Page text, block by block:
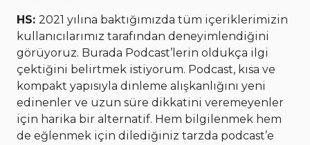
HS: 2021 yılına baktığımızda tüm içeriklerimizin
kullanıcılarımız tarafından deneyimlendiğini
görüyoruz. Burada Podcast’lerin oldukça ilgi
çektiğini belirtmek istiyorum. Podcast, kısa ve
kompakt yapısıyla dinleme alışkanlığını yeni
edinenler ve uzun süre dikkatini veremeyenler
için harika bir alternatif. Hem bilgilenmek hem
de eğlenmek için dilediğiniz tarzda podcast’e